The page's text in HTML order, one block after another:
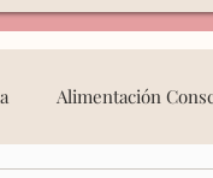
Alimentación